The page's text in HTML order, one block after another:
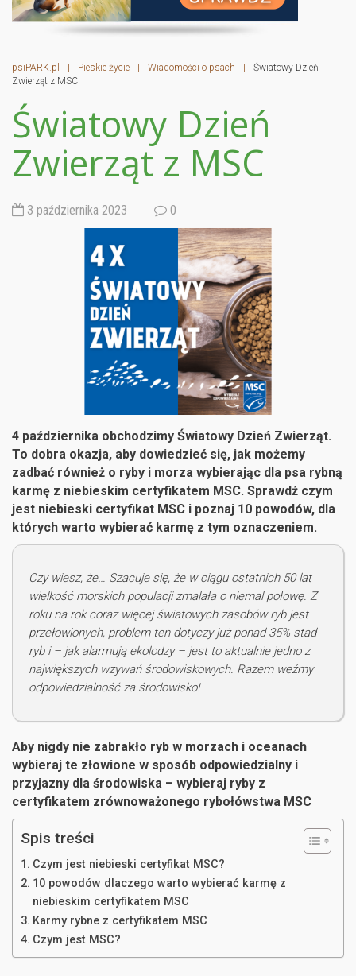
psiPARK.pl | Pieskie życie | Wiadomości o psach |
Światowy Dzień
Zwierząt z MSC
Światowy Dzień
Zwierząt z MSC
3 października 2023 0
4 października obchodzimy Światowy Dzień Zwierząt.
To dobra okazja, aby dowiedzieć się, jak możemy
zadbać również o ryby i morza wybierając dla psa rybną
karmę z niebieskim certyfikatem MSC. Sprawdź czym
jest niebieski certyfikat MSC i poznaj 10 powodów, dla
których warto wybierać karmę z tym oznaczeniem.
Czy wiesz, że… Szacuje się, że w ciągu ostatnich 50 lat
wielkość morskich populacji zmalała o niemal połowę. Z
roku na rok coraz więcej światowych zasobów ryb jest
przełowionych, problem ten dotyczy już ponad 35% stad
ryb i – jak alarmują ekolodzy – jest to aktualnie jedno z
największych wzywań środowiskowych. Razem weźmy
odpowiedzialność za środowisko!
Aby nigdy nie zabrakło ryb w morzach i oceanach
wybieraj te złowione w sposób odpowiedzialny i
przyjazny dla środowiska – wybieraj ryby z
certyfikatem zrównoważonego rybołówstwa MSC
Spis treści
Czym jest niebieski certyfikat MSC?
10 powodów dlaczego warto wybierać karmę z
niebieskim certyfikatem MSC
Karmy rybne z certyfikatem MSC
Czym jest MSC?